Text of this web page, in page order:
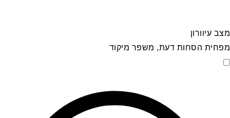
מצב עיוורון
מפחית הסחות דעת, משפר מיקוד
מצב עיוורון